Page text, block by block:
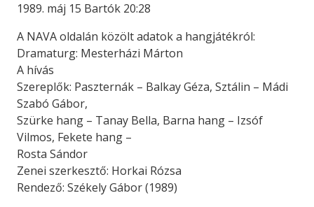
1989. máj 15 Bartók 20:28
A NAVA oldalán közölt adatok a hangjátékról:
Dramaturg: Mesterházi Márton
A hívás
Szereplők: Paszternák – Balkay Géza, Sztálin – Mádi
Szabó Gábor,
Szürke hang – Tanay Bella, Barna hang – Izsóf
Vilmos, Fekete hang –
Rosta Sándor
Zenei szerkesztő: Horkai Rózsa
Rendező: Székely Gábor (1989)